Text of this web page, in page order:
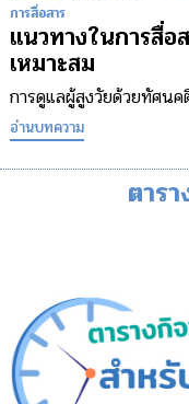
การสื่อสาร
แนวทางในการสื่อ
เหมาะสม
การดูแลผู้สูงวัยด้วยทัศน
อ่านบทความ
ตาร